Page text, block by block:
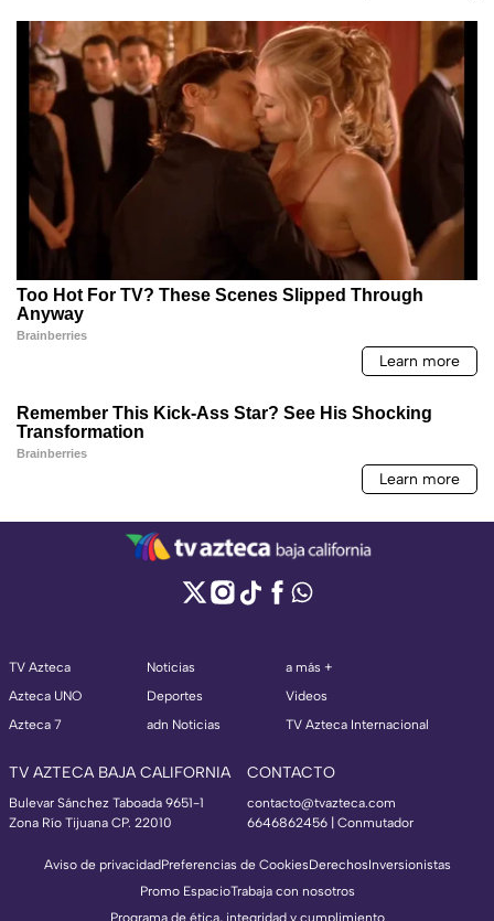
TV Azteca
Azteca UNO
Azteca 7
Noticias
Deportes
adn Noticias
a más +
Videos
TV Azteca Internacional
TV AZTECA BAJA CALIFORNIA
Bulevar Sánchez Taboada 9651-1
Zona Río Tijuana CP. 22010
CONTACTO
contacto@tvazteca.com
6646862456 | Conmutador
Aviso de privacidadPreferencias de CookiesDerechosInversionistas
Promo EspacioTrabaja con nosotros
Programa de ética, integridad y cumplimiento